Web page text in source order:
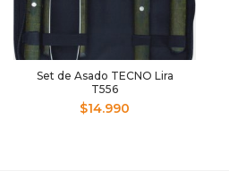
Set de Asado TECNO Lira
T556
$14.990